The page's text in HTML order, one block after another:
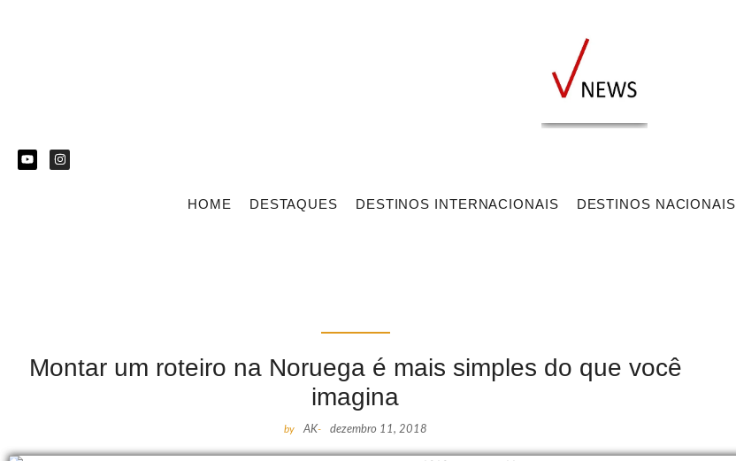
HOME DESTAQUES DESTINOS INTERNACIONAIS DESTINOS NACIONAIS
Montar um roteiro na Noruega é mais simples do que você
imagina
by AK- dezembro 11, 2018